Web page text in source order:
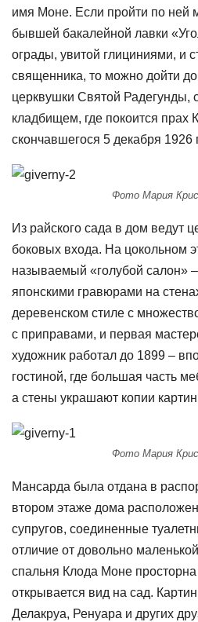
имя Моне. Если пройти по ней
бывшей бакалейной лавки
ограды, увитой глициниями, и
священника, то можно дойти
церквушки Святой Радегунды,
кладбищем, где покоится прах
скончавшегося 5 декабря 1926
Фото Мария
Из райского сада в дом ведут
боковых входа. На цокольном
называемый «голубой салон»
японскими гравюрами на
деревенском стиле с
с приправами, и первая
художник работал до 1899 –
гостиной, где большая часть
а стены украшают копии
Фото Мария
Мансарда была отдана в
втором этаже дома
супругов, соединенные
отличие от довольно
спальня Клода Моне просторна
открывается вид на сад.
Делакруа, Ренуара и других